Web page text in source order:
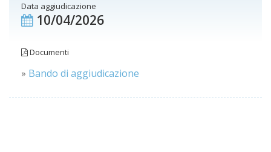
Data aggiudicazione
10/04/2026
Documenti
» Bando di aggiudicazione